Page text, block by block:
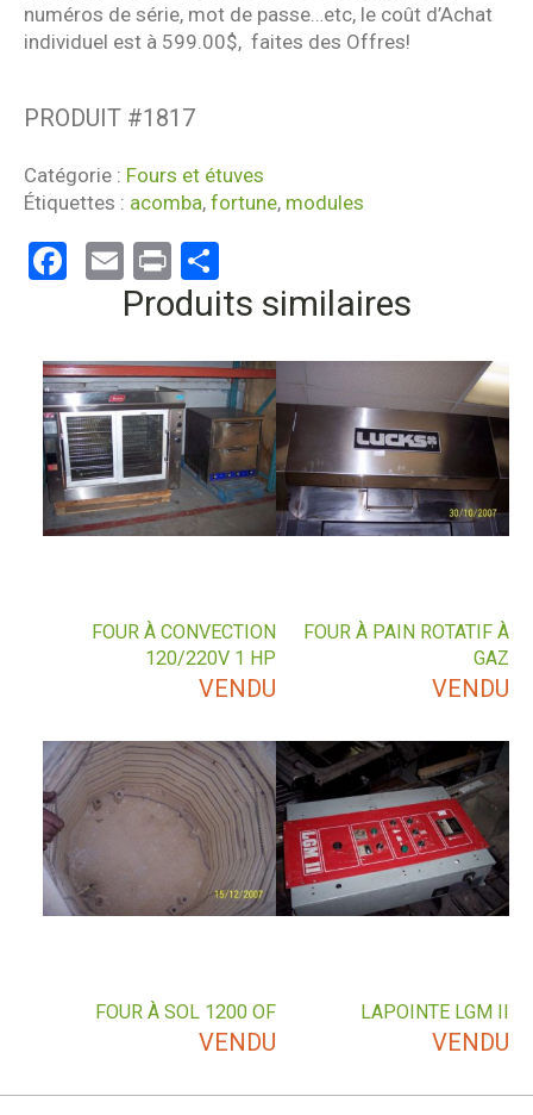
numéros de série, mot de passe…etc, le coût d’Achat
individuel est à 599.00$, faites des Offres!
PRODUIT #1817
Catégorie : Fours et étuves
Étiquettes : acomba, fortune, modules
Facebook
Email
Print
Produits similaires
FOUR À PAIN ROTATIF À
GAZ
VENDU
FOUR À CONVECTION
120/220V 1 HP
VENDU
LAPOINTE LGM II
VENDU
FOUR À SOL 1200 OF
VENDU